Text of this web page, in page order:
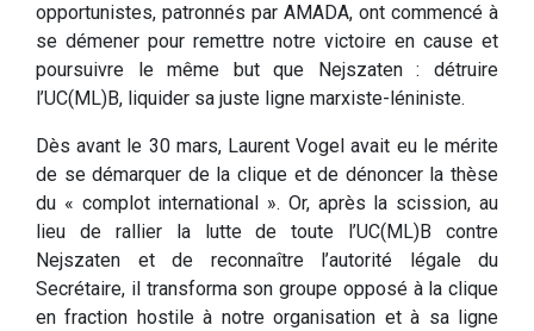
opportunistes, patronnés par AMADA, ont commencé à
se démener pour remettre notre victoire en cause et
poursuivre le même but que Nejszaten : détruire
l’UC(ML)B, liquider sa juste ligne marxiste-léniniste.
Dès avant le 30 mars, Laurent Vogel avait eu le mérite
de se démarquer de la clique et de dénoncer la thèse
du « complot international ». Or, après la scission, au
lieu de rallier la lutte de toute l’UC(ML)B contre
Nejszaten et de reconnaître l’autorité légale du
Secrétaire, il transforma son groupe opposé à la clique
en fraction hostile à notre organisation et à sa ligne